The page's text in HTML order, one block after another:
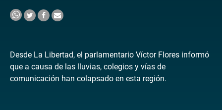
Desde La Libertad, el parlamentario Víctor Flores informó
que a causa de las lluvias, colegios y vías de
comunicación han colapsado en esta región.